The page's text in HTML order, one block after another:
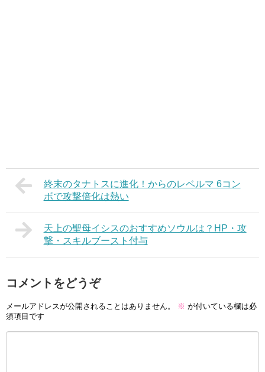
終末のタナトスに進化！からのレベルマ 6コン
ボで攻撃倍化は熱い
天上の聖母イシスのおすすめソウルは？HP・攻
撃・スキルブースト付与
コメントをどうぞ
メールアドレスが公開されることはありません。 ※ が付いている欄は必
須項目です